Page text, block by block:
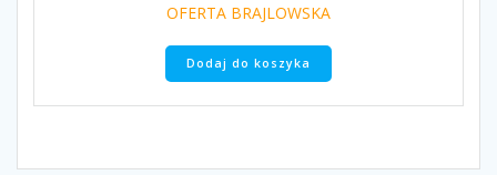
OFERTA BRAJLOWSKA
Dodaj do koszyka